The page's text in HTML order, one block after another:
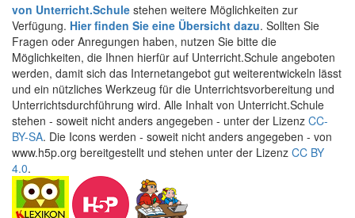
von Unterricht.Schule stehen weitere Möglichkeiten zur
Verfügung. Hier finden Sie eine Übersicht dazu. Sollten Sie
Fragen oder Anregungen haben, nutzen Sie bitte die
Möglichkeiten, die Ihnen hierfür auf Unterricht.Schule angeboten
werden, damit sich das Internetangebot gut weiterentwickeln lässt
und ein nützliches Werkzeug für die Unterrichtsvorbereitung und
Unterrichtsdurchführung wird. Alle Inhalt von Unterricht.Schule
stehen - soweit nicht anders angegeben - unter der Lizenz CC-
BY-SA. Die Icons werden - soweit nicht anders angegeben - von
www.h5p.org bereitgestellt und stehen unter der Lizenz CC BY
4.0.